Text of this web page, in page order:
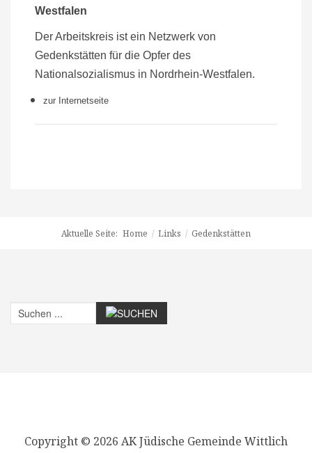
Westfalen
Der Arbeitskreis ist ein Netzwerk von
Gedenkstätten für die Opfer des
Nationalsozialismus in Nordrhein-Westfalen.
zur Internetseite
Aktuelle Seite: Home / Links / Gedenkstätten
Copyright © 2026 AK Jüdische Gemeinde Wittlich